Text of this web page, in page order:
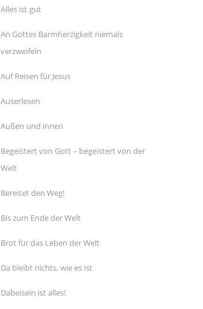
Alles ist gut
An Gottes Barmherzigkeit niemals
verzweifeln
Auf Reisen für Jesus
Auserlesen
Außen und innen
Begeistert von Gott – begeistert von der
Welt
Bereitet den Weg!
Bis zum Ende der Welt
Brot für das Leben der Welt
Da bleibt nichts, wie es ist
Dabeisein ist alles!